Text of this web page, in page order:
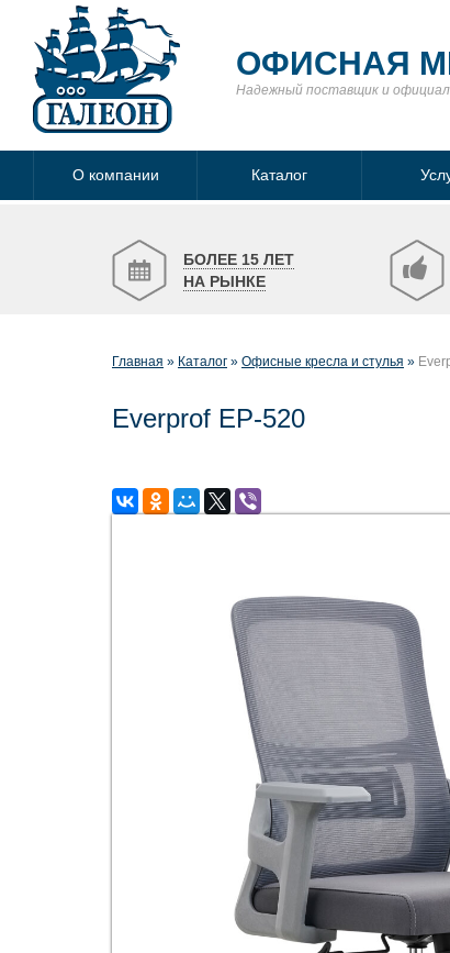
ОФИСНАЯ
Надежный поставщик и
О компании Каталог
БОЛЕЕ 15 ЛЕТ
НА РЫНКЕ
Главная Каталог Офисные кресла и стулья
Everprof EP-520